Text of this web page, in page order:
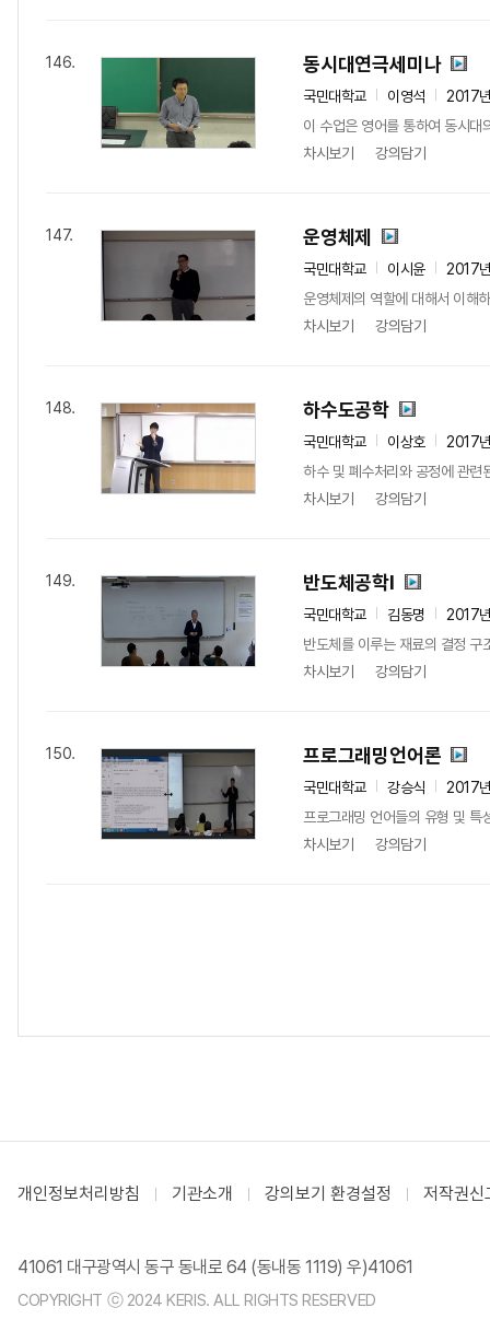
146. 동시대연극세미나
국민대학교 이영석
2017
이 수업은 영어를 통하여 동시대
차시보기
강의담기
147. 운영체제
국민대학교 이시윤
2017
운영체제의 역할에 대해서 이해
차시보기
강의담기
148. 하수도공학
국민대학교 이상호
2017
하수 및 폐수처리와 공정에 관련
차시보기
강의담기
149. 반도체공학I
국민대학교 김동명
2017
반도체를 이루는 재료의 결정 구
차시보기
강의담기
150. 프로그래밍언어론
국민대학교 강승식
2017
프로그래밍 언어들의 유형 및
차시보기
강의담기
개인정보처리방침 기관소개 강의보기 환경설정 저작권신
41061 대구광역시 동구 동내로 64 (동내동 1119) 우)41061
COPYRIGHT ⓒ 2024 KERIS. ALL RIGHTS RESERVED